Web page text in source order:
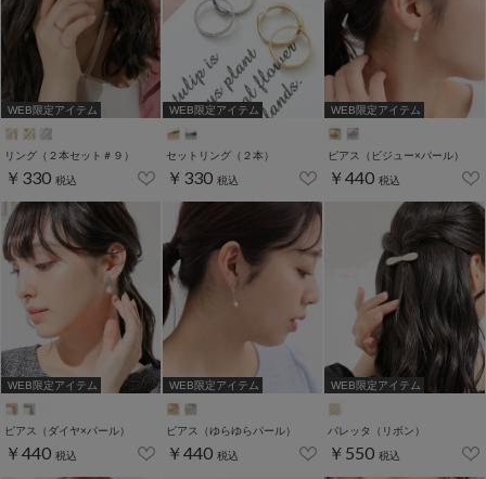
WEB限定アイテム
リング（２本セット＃９）
￥330 税込
WEB限定アイテム
セットリング（２本）
￥330 税込
WEB限定アイテム
ピアス（ビジュー×パール）
￥440 税込
WEB限定アイテム
ピアス（ダイヤ×パール）
￥440 税込
WEB限定アイテム
ピアス（ゆらゆらパール）
￥440 税込
WEB限定アイテム
バレッタ（リボン）
￥550 税込